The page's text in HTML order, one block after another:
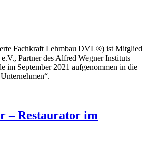
Fachkraft Lehmbau DVL®) ist Mitglied
Partner des Alfred Wegner Instituts
im September 2021 aufgenommen in die
– Restaurator im